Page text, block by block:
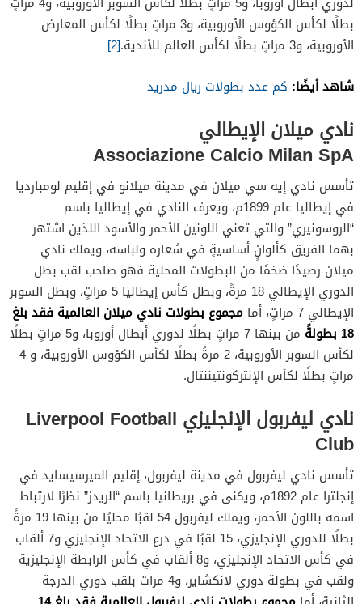
بطلًا لكأس الكؤوس الأوروبية، و3 مراتٍ بطلًا لكأس المعارض
الأوروبية، و3 مراتٍ بطلًا لكأس العالم للأندية.
[2]
شاهد أيضًا: كم عدد بطولات ريال مدريد
نادي ميلان الإيطالي
Associazione Calcio Milan SpA
تأسس نادي إيه سي ميلان في مدينة ميلانو في إقليم لومبارديا
في إيطاليا عام 1899م، ويعرف النادي في إيطاليا باسم
“الروسونيري” والتي تعني اللونين الأحمر والأسود اللذين اشتهر
بهما الفريق كألوانٍ أساسيةٍ في شعاره ولباسه، ويملك نادي
ميلان رصيدًا ضخمًا من البطولات المحلية فهو صاحب لقب بطل
الدوري الإيطالي 18 مرةً، وبطل كأس إيطاليا 5 مراتٍ، وبطل السوبر
الإيطالي 7 مراتٍ، أما
مجموع بطولات نادي ميلان العالمية فقد بلغ
18 بطولةً
من بينها 7 مراتٍ بطلًا لدوري أبطال أوروبا، و5 مراتٍ بطلًا
لكأس السوبر الأوروبية، 2 مرةً بطلًا لكأس الكؤوس الأوروبية، و 4
مراتٍ بطلًا لكأس الإنتركونتيننتال.
نادي ليفربول الإنجليزي Liverpool Football
Club
تأسس نادي ليفربول في مدينة ليفربول، إقليم الميرسيسايد في
إنجلترا عام 1892م، ويكنى في بريطانيا باسم “الريدز” نظرًا لارتباط
اسمه باللون الأحمر، ويملك ليفربول 54 لقبًا محليًا من بينها 19 مرةً
بطلًا للدوري الإنجليزي، 15 لقبًا في درع الاتحاد الإنجليزي و7 ألقاب
في كأس الاتحاد الإنجليزي، و8 ألقاب في كأس الرابطة الإنجليزية
ولقب في بطولة دوري لانكشاير، و4 مرات بلقب دوري الدرجة